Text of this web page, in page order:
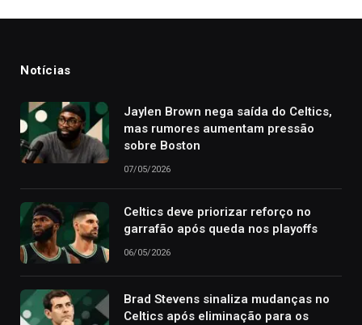
Notícias
Jaylen Brown nega saída do Celtics,
mas rumores aumentam pressão
sobre Boston
07/05/2026
Celtics deve priorizar reforço no
garrafão após queda nos playoffs
06/05/2026
Brad Stevens sinaliza mudanças no
Celtics após eliminação para os